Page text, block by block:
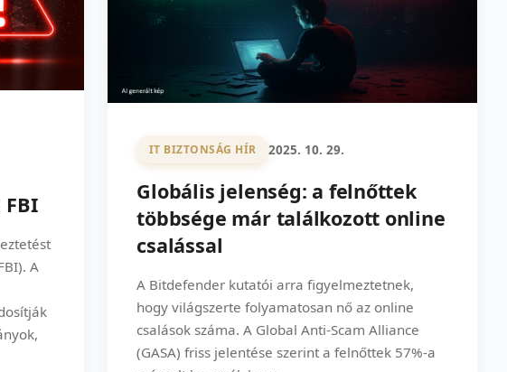
A
IT BIZTONSÁG HÍR 2025. 10. 29.
Globális jelenség: a felnőttek
többsége már találkozott online
csalással
A Bitdefender kutatói arra figyelmeztetnek,
hogy világszerte folyamatosan nő az online
csalások száma. A Global Anti-Scam Alliance
(GASA) friss jelentése szerint a felnőttek 57%-a